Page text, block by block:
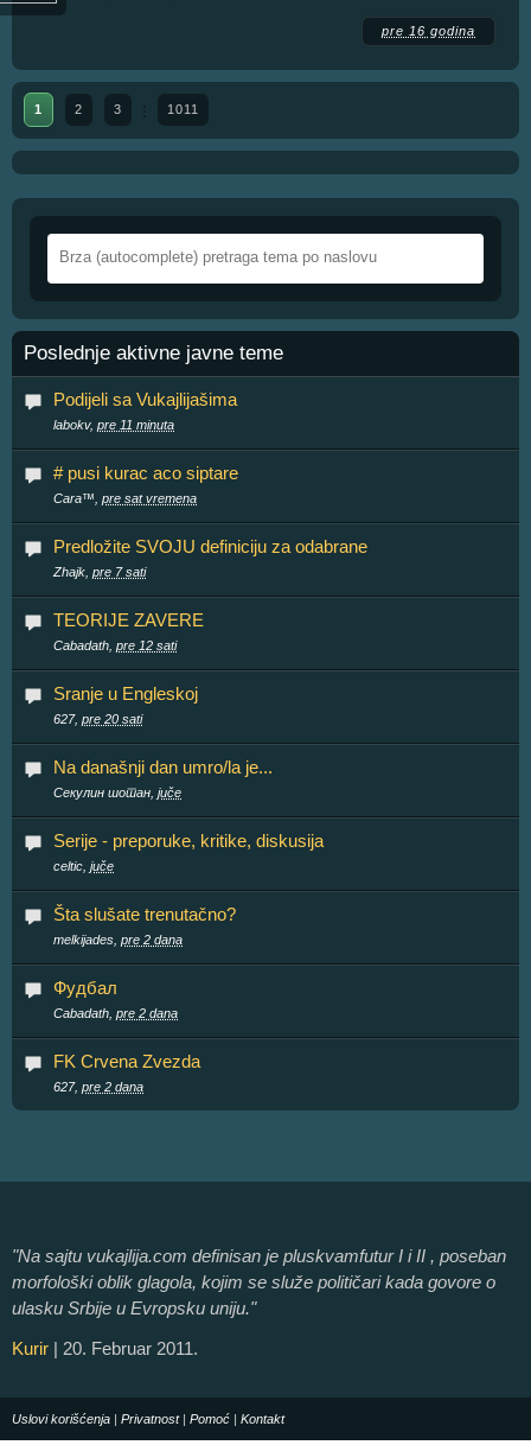
pre 16 godina
1 2 3 1011
Poslednje aktivne javne teme
Podijeli sa Vukajlijašima
labokv, pre 11 minuta
# pusi kurac aco siptare
Cara™, pre sat vremena
Predložite SVOJU definiciju za odabrane
Zhajk, pre 7 sati
TEORIJE ZAVERE
Cabadath, pre 12 sati
Sranje u Engleskoj
627, pre 20 sati
Na današnji dan umro/la je...
Секулин шотан, juče
Serije - preporuke, kritike, diskusija
celtic, juče
Šta slušate trenutačno?
melkijades, pre 2 dana
Фудбал
Cabadath, pre 2 dana
FK Crvena Zvezda
627, pre 2 dana
"Na sajtu vukajlija.com definisan je pluskvamfutur I i II , poseban
morfološki oblik glagola, kojim se služe političari kada govore o
ulasku Srbije u Evropsku uniju."
Kurir | 20. Februar 2011.
Uslovi korišćenja | Privatnost| Pomoć | Kontakt